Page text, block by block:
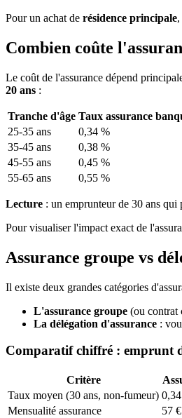
Pour un achat de résidence principale
Combien coûte
Le coût de l'assurance dépend
20 ans :
Tranche d'âge Taux assurance
25-35 ans
0,34 %
35-45 ans
0,38 %
45-55 ans
0,45 %
55-65 ans
0,55 %
Lecture : un emprunteur de 30 ans qui
Pour visualiser l'impact exact de
Assurance groupe vs
Il existe deux grandes catégories
L'assurance groupe (ou contrat
La délégation d'assurance :
Comparatif chiffré : emprunt
Critère
Taux moyen (30 ans, non-fumeur)
Mensualité assurance
57 €